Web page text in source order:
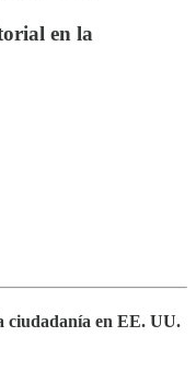
en la
ciudadanía en EE. UU.